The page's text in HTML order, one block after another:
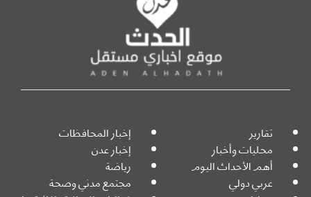
تقارير إخبار المحافظات
محليات وأخبار إخبار عدن
أهم الأحداث اليوم رياضة
عربي دولي مجتمع مدني وصحة